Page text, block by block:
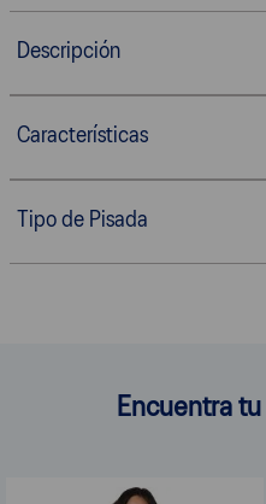
Descripción
Características
Tipo de Pisada
Encuentra